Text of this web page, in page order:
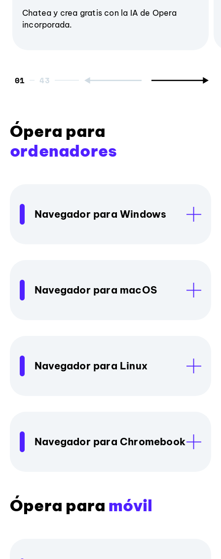
Chatea y crea gratis con la IA de Opera
incorporada.
01
Ópera para
ordenadores
Navegador para Windows
Navegador para macOS
Navegador para Linux
Navegador para Chromebook
Ópera para móvil